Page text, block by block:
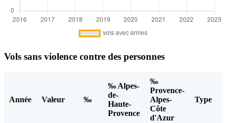
Vols sans violence contre des personnes
Année Valeur ‰
‰ Alpes-
de-
Haute-
Provence
‰
Provence-
Alpes-
Côte
d'Azur
Type